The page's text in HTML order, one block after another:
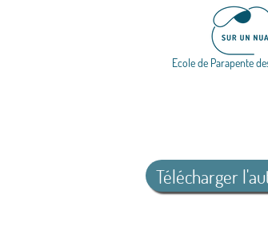
Ecole de Parapente
Télécharger